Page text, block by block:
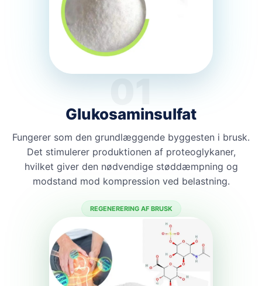
01
Glukosaminsulfat
Fungerer som den grundlæggende byggesten i brusk.
Det stimulerer produktionen af proteoglykaner,
hvilket giver den nødvendige støddæmpning og
modstand mod kompression ved belastning.
REGENERERING AF BRUSK